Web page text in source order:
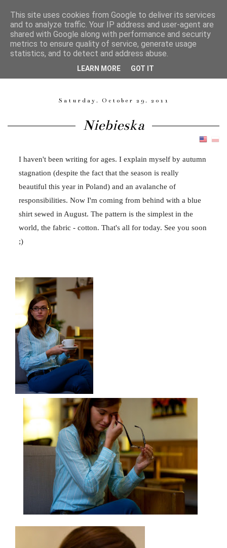
Magdalena Langa
Saturday, October 29, 2011
Niebieska
I haven't been writing for ages. I explain myself by autumn
stagnation (despite the fact that the season is really
beautiful this year in Poland) and an avalanche of
responsibilities. Now I'm coming from behind with a blue
shirt sewed in August. The pattern is the simplest in the
world, the fabric - cotton. That's all for today. See you soon
;)
This site uses cookies from Google to deliver its services
and to analyze traffic. Your IP address and user-agent are
shared with Google along with performance and security
metrics to ensure quality of service, generate usage
statistics, and to detect and address abuse.
LEARN MORE GOT IT